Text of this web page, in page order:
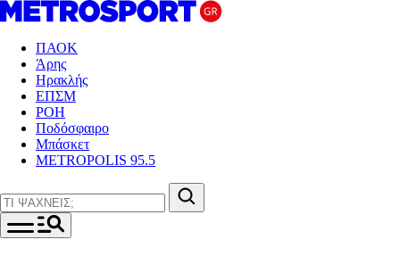
ΠΑΟΚ
Άρης
Ηρακλής
ΕΠΣΜ
ΡΟΗ
Ποδόσφαιρο
Μπάσκετ
METROPOLIS 95.5